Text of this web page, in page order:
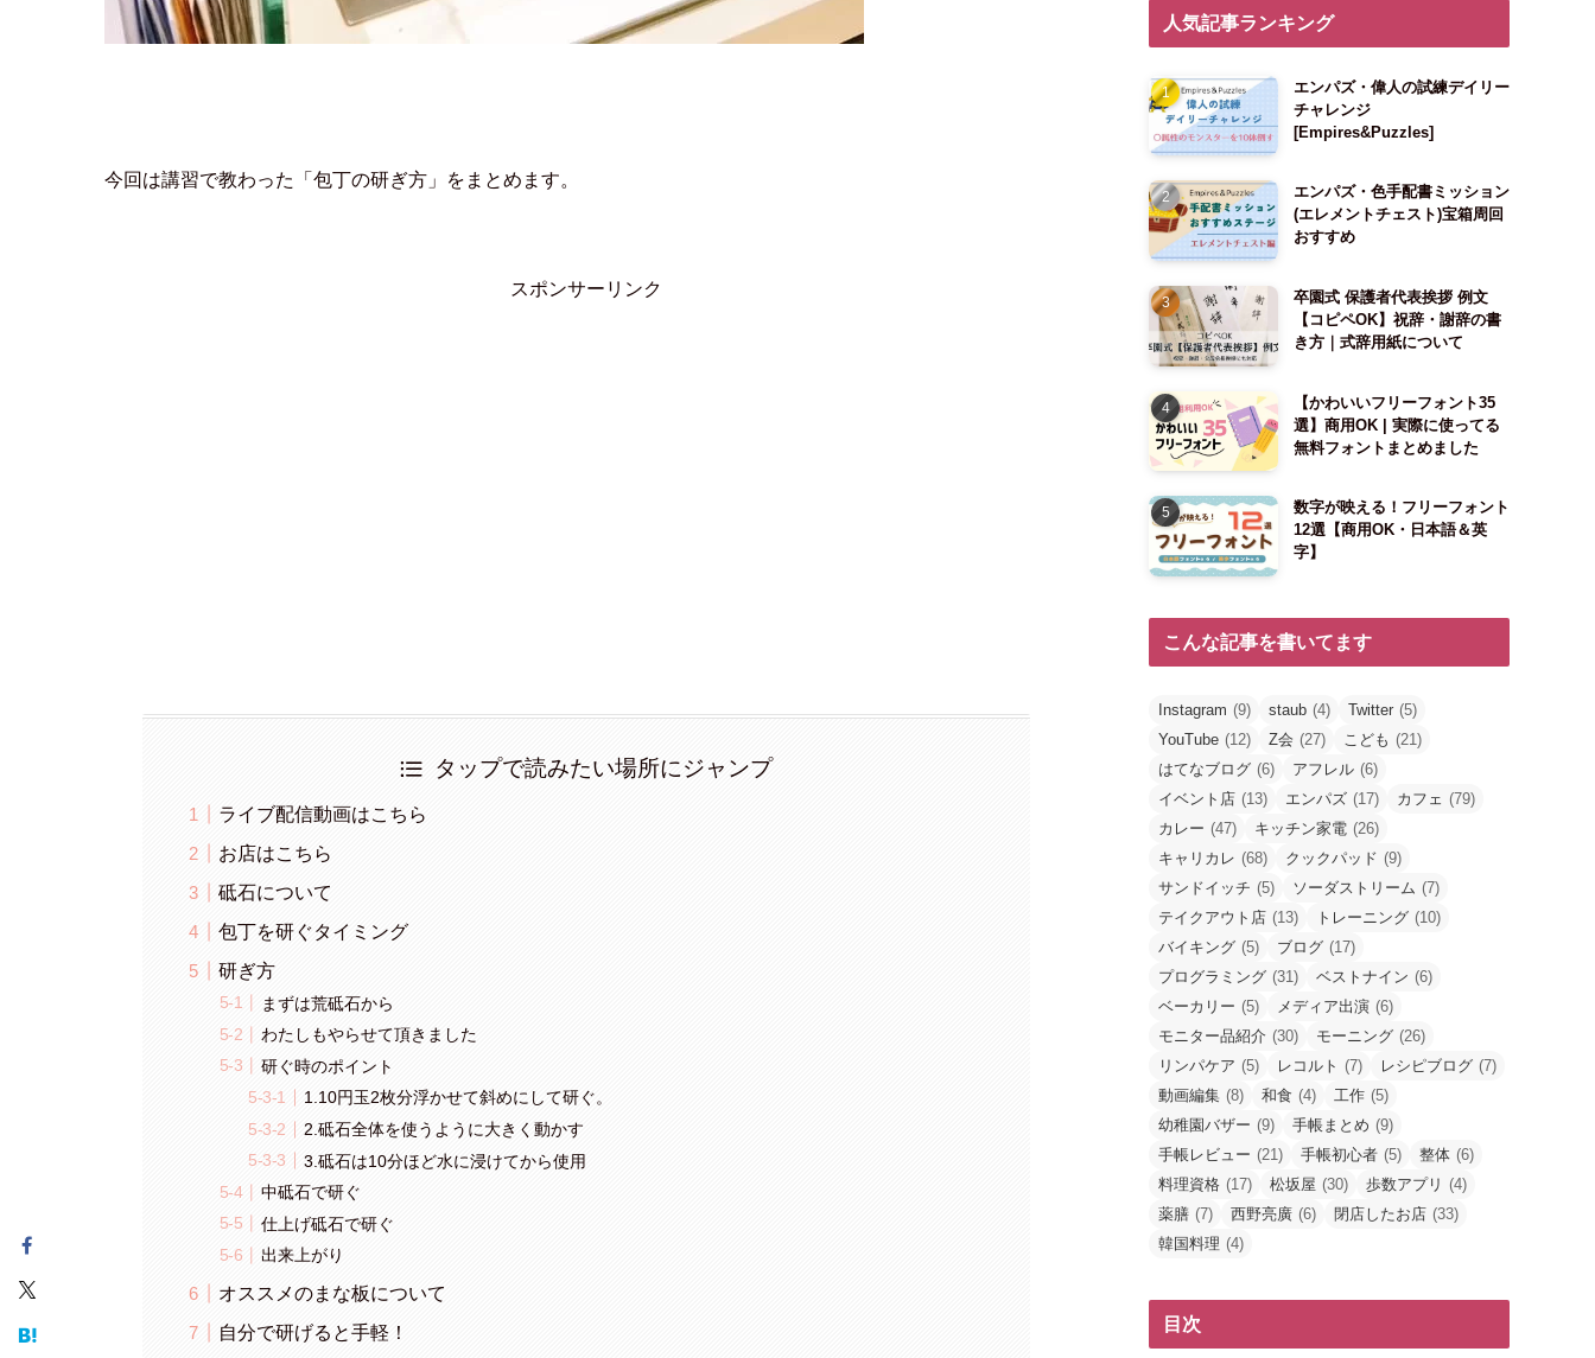
今回は講習で教わった「包丁の研ぎ方」をまとめます。
スポンサーリンク
タップで読みたい場所にジャンプ
ライブ配信動画はこちら
お店はこちら
砥石について
包丁を研ぐタイミング
研ぎ方
まずは荒砥石から
わたしもやらせて頂きました
研ぐ時のポイント
1.10円玉2枚分浮かせて斜めにして研ぐ。
2.砥石全体を使うように大きく動かす
3.砥石は10分ほど水に浸けてから使用
中砥石で研ぐ
仕上げ砥石で研ぐ
出来上がり
オススメのまな板について
自分で研げると手軽！
人気記事ランキング
エンパズ・偉人の試練デイリー
チャレンジ
[Empires&Puzzles]
エンパズ・色手配書ミッション
(エレメントチェスト)宝箱周回
おすすめ
卒園式 保護者代表挨拶 例文
【コピペOK】祝辞・謝辞の書
き方｜式辞用紙について
【かわいいフリーフォント35
選】商用OK | 実際に使ってる
無料フォントまとめました
数字が映える！フリーフォント
12選【商用OK・日本語＆英
字】
こんな記事を書いてます
Instagram (9) staub (4) Twitter (5)
YouTube (12) Z会 (27) こども (21)
はてなブログ (6) アフレル (6)
イベント店 (13) エンパズ (17) カフェ (79)
カレー (47) キッチン家電 (26)
キャリカレ (68) クックパッド (9)
サンドイッチ (5) ソーダストリーム (7)
テイクアウト店 (13) トレーニング (10)
バイキング (5) ブログ (17)
プログラミング (31) ベストナイン (6)
ベーカリー (5) メディア出演 (6)
モニター品紹介 (30) モーニング (26)
リンパケア (5) レコルト (7) レシピブログ (7)
動画編集 (8) 和食 (4) 工作 (5)
幼稚園バザー (9) 手帳まとめ (9)
手帳レビュー (21) 手帳初心者 (5) 整体 (6)
料理資格 (17) 松坂屋 (30) 歩数アプリ (4)
薬膳 (7) 西野亮廣 (6) 閉店したお店 (33)
韓国料理 (4)
目次